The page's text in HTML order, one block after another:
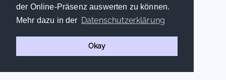
der Online-Präsenz auswerten zu können.
Mehr dazu in der Datenschutzerklärung
Okay